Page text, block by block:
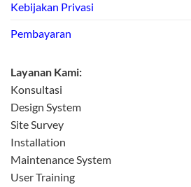
Kebijakan Privasi
Pembayaran
Layanan Kami:
Konsultasi
Design System
Site Survey
Installation
Maintenance System
User Training